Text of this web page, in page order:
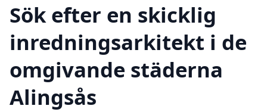
Sök efter en skicklig
inredningsarkitekt i de
omgivande städerna
Alingsås